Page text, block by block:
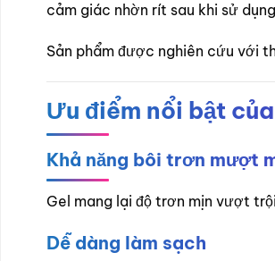
cảm giác nhờn rít sau khi sử
Sản phẩm được nghiên cứu với
Ưu điểm nổi bật
Khả năng bôi trơn mượt
Gel mang lại độ trơn mịn vượt
Dễ dàng làm sạch